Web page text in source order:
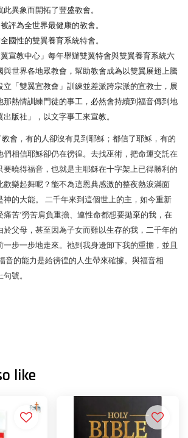
異象而開拓了豐盛教會。
評為全世界最健康的教會。
國性的雙翼養育系統特會。
宣教中心」每年舉辦雙翼特會與雙翼養育系統六
與世界各地眾教會，幫助教會成為以雙翼展翅上騰
立「雙翼宣教會」訓練並差派跨宗派的宣教士，展
那熱情訓練門徒的事工，必然會持續到福音傳到地
出版社」，以文字事工來宣教。
會，有的人卻沒有見到耶穌；都信了耶穌，有的
們相信耶穌卻仍在徬徨。去找巫術，把命運交託在
要曉得福音，也就是主耶穌在十字架上已得勝利的
歡樂起舞呢？能不為這恩典感激的整夜熱淚滿面
神的大能。 二千年來到這個世上的主，如今重新
痛苦’勞苦肩負重擔、連性命都想要拋棄的我，在
於父母，甚至因為子女而難以生存的我，二千年的
步一步地走來。祂到我身邊卸下我的重擔，並且
音的能力是給徬徨的人生帶來確據。與福音相
號。
like